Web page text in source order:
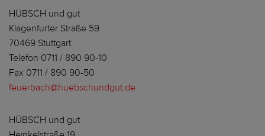
HÜBSCH und gut
Klagenfurter Straße 59
70469 Stuttgart
Telefon 0711 / 890 90-10
Fax 0711 / 890 90-50
feuerbach@huebschundgut.de
HÜBSCH und gut